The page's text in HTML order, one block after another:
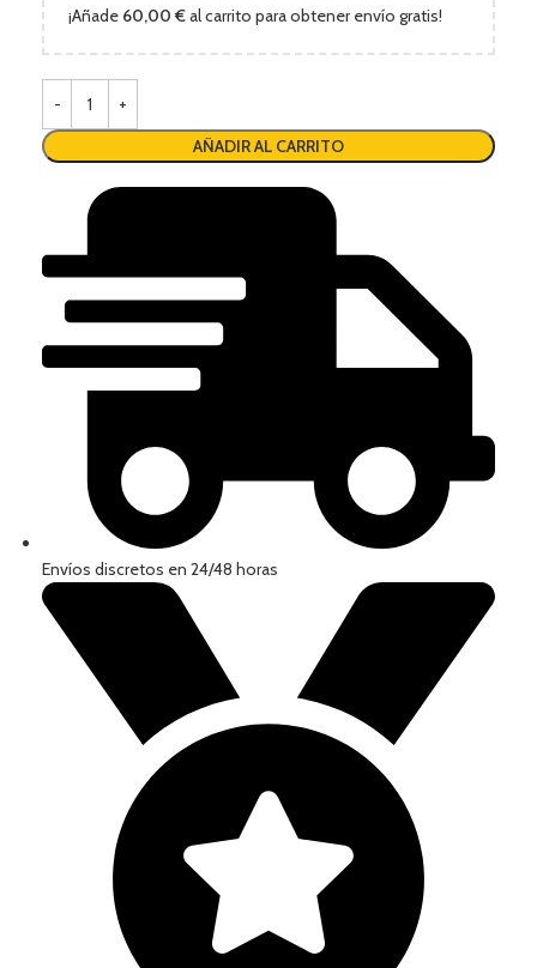
¡Añade 60,00 €al carrito para obtener envío gratis!
AÑADIR AL CARRITO
Envíos discretos en 24/48 horas